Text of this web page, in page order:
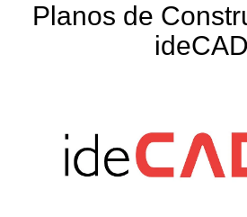
Planos de
ideCAD